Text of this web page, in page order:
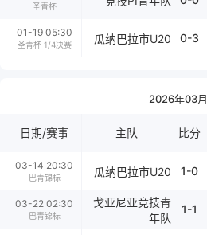
圣青杯
01-19 05:30
圣青杯 1/4决赛 瓜纳巴拉市U20 0-3
2026年03月
日期/赛事 主队 比分
03-14 20:30
巴青锦标 瓜纳巴拉市U20 1-0
03-22 02:30
巴青锦标
戈亚尼亚竞技青
年队
1-1